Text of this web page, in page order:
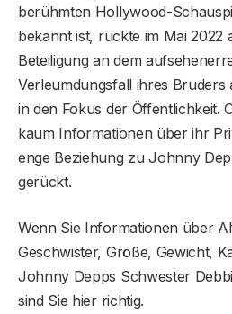
berühmten Hollywood-
bekannt ist, rückte im Mai 2022
Beteiligung an dem
Verleumdungsfall ihres
in den Fokus der Öffentlichkeit.
kaum Informationen über ihr
enge Beziehung zu Johnny
gerückt.
Wenn Sie Informationen über
Geschwister, Größe, Gewicht,
Johnny Depps Schwester
sind Sie hier richtig.